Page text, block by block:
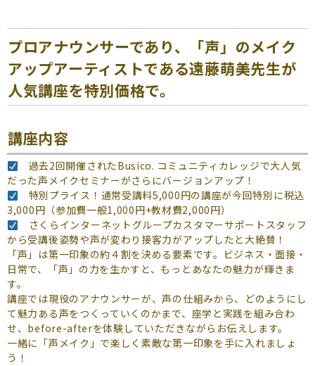
プロアナウンサーであり、「声」のメイク
アップアーティストである遠藤萌美先生が
人気講座を特別価格で。
講座内容
過去2回開催されたBusico. コミュニティカレッジで大人気
だった声メイクセミナーがさらにバージョンアップ！
特別プライス！通常受講料5,000円の講座が今回特別に税込
3,000円（参加費一般1,000円+教材費2,000円）
さくらインターネットグループカスタマーサポートスタッフ
から受講後姿勢や声が変わり接客力がアップしたと大絶賛！
「声」は第一印象の約４割を決める要素です。ビジネス・面接・
日常で、「声」の力を生かすと、もっとあなたの魅力が輝きま
す。
講座では現役のアナウンサーが、声の仕組みから、どのようにし
て魅力ある声をつくっていくのかまで、座学と実践を組み合わ
せ、before-afterを体験していただきながらお伝えします。
一緒に「声メイク」で楽しく素敵な第一印象を手に入れましょ
う！